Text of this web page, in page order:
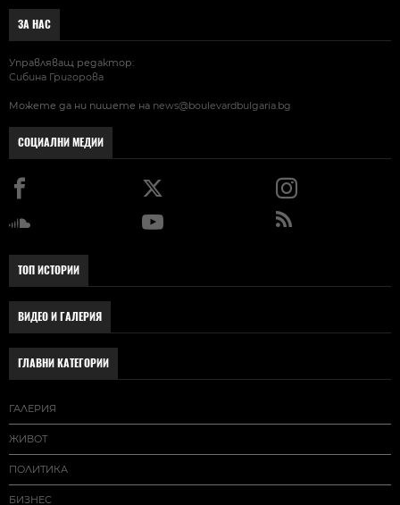
ЗА НАС
Управляващ редактор:
Сибина Григорова
Можете да ни пишете на news@boulevardbulgaria.bg
СОЦИАЛНИ МЕДИИ
ТОП ИСТОРИИ
ВИДЕО И ГАЛЕРИЯ
ГЛАВНИ КАТЕГОРИИ
ГАЛЕРИЯ
ЖИВОТ
ПОЛИТИКА
БИЗНЕС